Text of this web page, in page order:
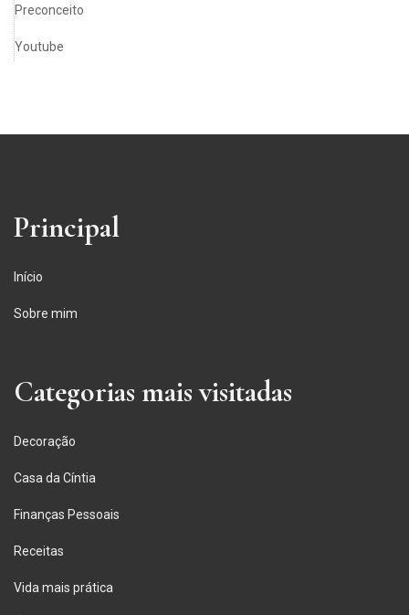
Preconceito
Youtube
Principal
Início
Sobre mim
Categorias mais visitadas
Decoração
Casa da Cíntia
Finanças Pessoais
Receitas
Vida mais prática